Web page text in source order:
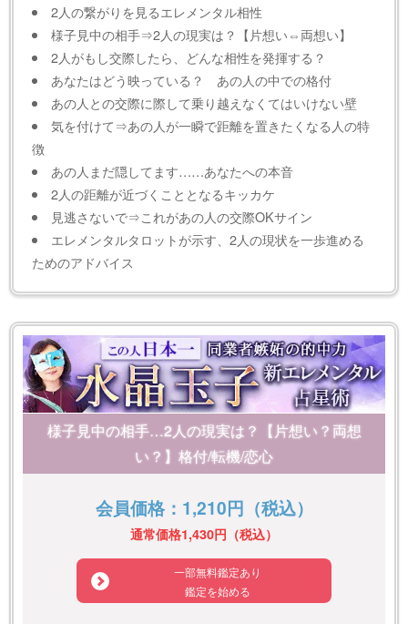
2人の繋がりを見るエレメンタル相性
様子見中の相手⇒2人の現実は？【片想い⇔両想い】
2人がもし交際したら、どんな相性を発揮する？
あなたはどう映っている？ あの人の中での格付
あの人との交際に際して乗り越えなくてはいけない壁
気を付けて⇒あの人が一瞬で距離を置きたくなる人の特
徴
あの人まだ隠してます……あなたへの本音
2人の距離が近づくこととなるキッカケ
見逃さないで⇒これがあの人の交際OKサイン
エレメンタルタロットが示す、2人の現状を一歩進める
ためのアドバイス
様子見中の相手…2人の現実は？【片想い？両想
い？】格付/転機/恋心
会員価格：1,210円（税込）
通常価格1,430円（税込）
一部無料鑑定あり
鑑定を始める